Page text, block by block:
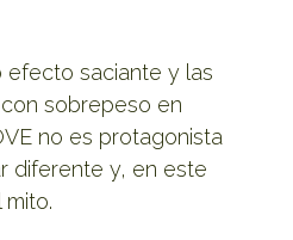
efecto saciante y las
sobrepeso en
no es protagonista
diferente y, en este